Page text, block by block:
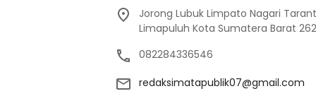
Jorong Lubuk Limpato Nagari
Limapuluh Kota Sumatera Barat
082284336546
redaksimatapublik07@gmail.com